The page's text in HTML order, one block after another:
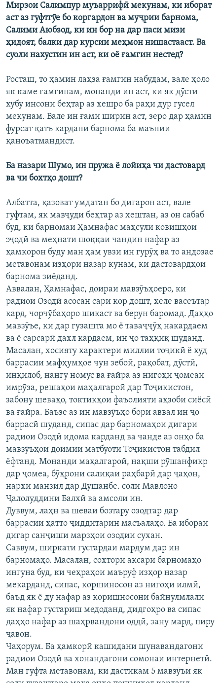
Мирзои Салимпур муъаррифӣ мекунам, ки иборат
аст аз гуфтгӯе бо коргардон ва муҷрии барнома,
Салими Аюбзод, ки ин бор на дар паси мизи
ҳидоят, балки дар курсии меҳмон нишастааст. Ва
суоли нахустин ин аст, ки оё ғамгин нестед?
Росташ, то ҳамин лаҳза ғамгин набудам, вале ҳоло
як каме ғамгинам, монанди ин аст, ки як дӯсти
хубу инсони беҳтар аз хешро ба раҳи дур гусел
мекунам. Вале ин ғами ширин аст, зеро дар ҳамин
фурсат қатъ кардани барнома ба маънии
қаноъатмандист.
Ба назари Шумо, ин пружа ё лойиҳа чи дастовард
ва чи бохтҳо дошт?
Албатта, қазоват умдатан бо дигарон аст, вале
гуфтам, як мавҷуди беҳтар аз хештан, аз он сабаб
буд, ки барномаи Ҳамнафас маҳсули ковишҳои
эҷодӣ ва меҳнати шоққаи чандин нафар аз
ҳамкорон буду ман ҳам увзи ин гурӯҳ ва то андозае
метавонам изҳори назар кунам, ки дастовардҳои
барнома зиёданд.
Аввалан, Ҳамнафас, доираи мавзӯъҳоеро, ки
радиои Озодӣ асосан сари кор дошт, хеле васеътар
кард, чорчӯбаҳоро шикаст ва берун баромад. Даҳҳо
мавзӯъе, ки дар гузашта мо ё таваҷҷӯҳ накардаем
ва ё сарсарӣ дахл кардаем, ин ҷо таҳқиқ шуданд.
Масалан, хосияту характери миллии тоҷикӣ ё худ
баррасии мафҳумҳое чун зебоӣ, рақобат, дӯстӣ,
инқилоб, нангу номус ва ғайра аз нигоҳи ҷомеаи
имрӯза, решаҳои маҳалгароӣ дар Тоҷикистон,
забону шеваҳо, токтикҳои фаъолияти аҳзоби сиёсӣ
ва ғайра. Баъзе аз ин мавзӯъҳо бори аввал ин ҷо
баррасӣ шуданд, сипас дар барномаҳои дигари
радиои Озодӣ идома карданд ва чанде аз онҳо ба
мавзӯъҳои доимии матбуоти Тоҷикистон табдил
ёфтанд. Монанди маҳалгароӣ, нақши рӯшанфикр
дар ҷомеа, бӯҳрони салиқаи раҳбарӣ дар ҷаҳон,
нархи манзил дар Душанбе. соли Мавлоно
Ҷалолуддини Балхӣ ва амсоли ин.
Дуввум, лаҳн ва шеваи бозтару озодтар дар
баррасии ҳатто ҷиддитарин масъалаҳо. Ба ибораи
дигар санҷиши марзҳои озодии сухан.
Саввум, ширкати густардаи мардум дар ин
барномаҳо. Масалан, сохтори аксари барномаҳо
ингуна буд, ки чеҳраҳои маъруф изҳор назар
мекарданд, сипас, коршиносон аз нигоҳи илмӣ,
баъд як ё ду нафар аз коришносони байнулмлалӣ
як нафар густариш медоданд, дидгоҳро ва сипас
даҳҳо нафар аз шаҳрвандони оддӣ, зану мард, пиру
ҷавон.
Чаҳорум. Ба ҳамкорӣ кашидани шунавандагони
радиои Озодӣ ва хонандагони сомонаи интернетӣ.
Ман гуфта метавонам, ки дастикам 5 мавзӯъи як